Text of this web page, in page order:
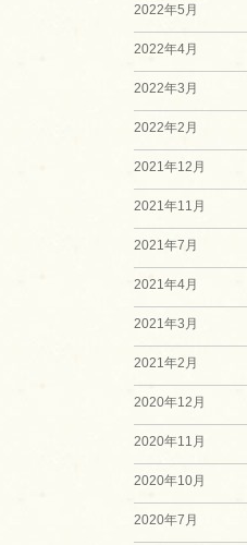
2022年5月
2022年4月
2022年3月
2022年2月
2021年12月
2021年11月
2021年7月
2021年4月
2021年3月
2021年2月
2020年12月
2020年11月
2020年10月
2020年7月